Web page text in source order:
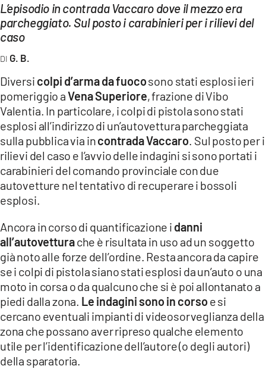
LAC NETWORK
LaC
Network
LACPLAY.IT
LACTV.IT
LACONAIR.IT
LACITYMAG.IT
COSENZACHANNEL.IT
ILVIBONESE.IT
CATANZAROCHANNEL.IT
LACAPITALENEWS.IT
App
L’episodio in contrada Vaccaro dove il mezzo era
parcheggiato. Sul posto i carabinieri per i rilievi del
caso
G. B.
Diversi colpi d’arma da fuocosono stati esplosi ieri
pomeriggio aVena Superiore, frazione di Vibo
Valentia. In particolare, i colpi di pistola sono stati
esplosi all’indirizzo di un’autovettura parcheggiata
sulla pubblica via incontrada Vaccaro. Sul posto per i
rilievi del caso e l’avvio delle indagini si sono portati i
carabinieri del comando provinciale con due
autovetture nel tentativo di recuperare i bossoli
esplosi.
Ancora in corso di quantificazione i danni
all’autovetturache è risultata in uso ad un soggetto
già noto alle forze dell’ordine. Resta ancora da capire
se i colpi di pistola siano stati esplosi da un’auto o una
moto in corsa o da qualcuno che si è poi allontanato a
piedi dalla zona. Le indagini sono in corsoe si
cercano eventuali impianti di videosorveglianza della
zona che possano aver ripreso qualche elemento
utile per l’identificazione dell’autore (o degli autori)
della sparatoria.